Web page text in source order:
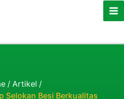
/ Artikel /
Selokan Besi Berkualitas